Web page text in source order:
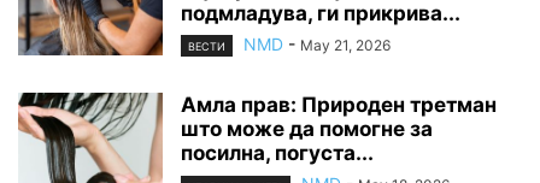
подмладува, ги прикрива...
ВЕСТИ NMD - May 21, 2026
Амла прав: Природен третман
што може да помогне за
посилна, погуста...